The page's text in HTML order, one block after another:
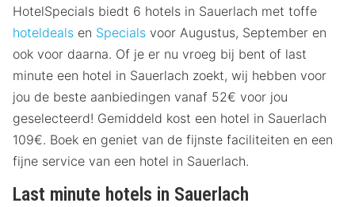
HotelSpecials biedt 6 hotels in Sauerlach met toffe
hoteldeals en Specials voor Augustus, September en
ook voor daarna. Of je er nu vroeg bij bent of last
minute een hotel in Sauerlach zoekt, wij hebben voor
jou de beste aanbiedingen vanaf 52€ voor jou
geselecteerd! Gemiddeld kost een hotel in Sauerlach
109€. Boek en geniet van de fijnste faciliteiten en een
fijne service van een hotel in Sauerlach.
Last minute hotels in Sauerlach